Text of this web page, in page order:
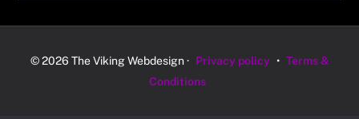
© 2026 The Viking Webdesign · Privacy policy • Terms &
Conditions